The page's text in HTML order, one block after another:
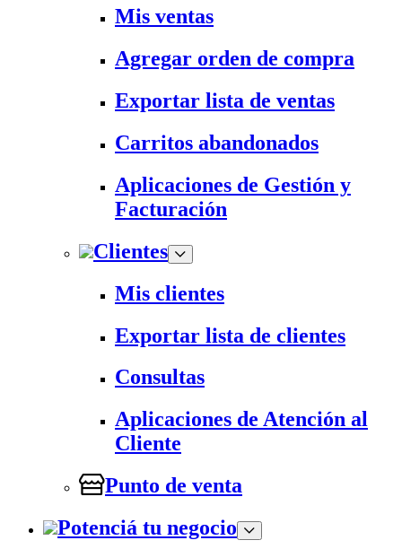
Mis ventas
Agregar orden de compra
Exportar lista de ventas
Carritos abandonados
Aplicaciones de Gestión y
Facturación
Clientes
Mis clientes
Exportar lista de clientes
Consultas
Aplicaciones de Atención al
Cliente
Punto de venta
Potenciá tu negocio